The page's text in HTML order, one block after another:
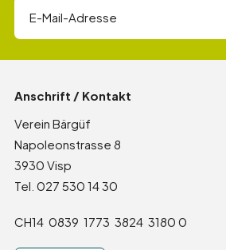
Anschrift / Kontakt
Verein Bärgüf
Napoleonstrasse 8
3930 Visp
Tel. 027 530 14 30
CH14 0839 1773 3824 3180 0